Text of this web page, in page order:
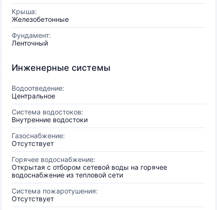
Крыша:
Железобетонные
Фундамент:
Ленточный
Инженерные системы
Водоотведение:
Центральное
Система водостоков:
Внутренние водостоки
Газоснабжение:
Отсутствует
Горячее водоснабжение:
Открытая с отбором сетевой воды на горячее
водоснабжение из тепловой сети
Система пожаротушения:
Отсутствует